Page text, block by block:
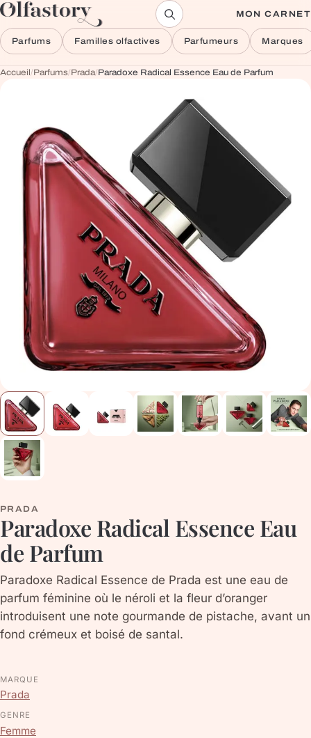
Aller au contenu MON CARNET
Parfums Familles olfactives Parfumeurs Marques
Accueil/Parfums/Prada/Paradoxe Radical Essence Eau de Parfum
PRADA
Paradoxe Radical Essence Eau
de Parfum
Paradoxe Radical Essence de Prada est une eau de
parfum féminine où le néroli et la fleur d’oranger
introduisent une note gourmande de pistache, avant un
fond crémeux et boisé de santal.
MARQUE
Prada
GENRE
Femme